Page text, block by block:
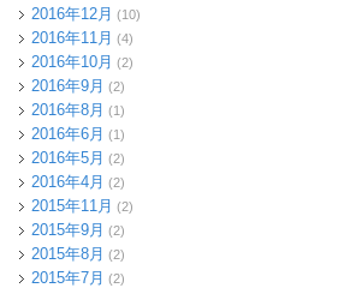
2016年12月 (10)
2016年11月 (4)
2016年10月 (2)
2016年9月 (2)
2016年8月 (1)
2016年6月 (1)
2016年5月 (2)
2016年4月 (2)
2015年11月 (2)
2015年9月 (2)
2015年8月 (2)
2015年7月 (2)